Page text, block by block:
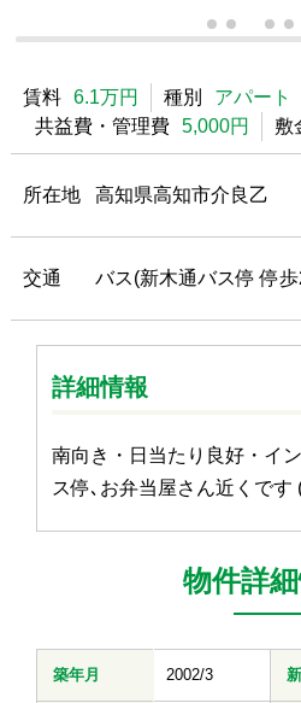
賃料 6.1万円 種別 アパート
共益費・管理費 5,000円 敷
所在地 高知県高知市介良乙
交通 バス(新木通バス停 停
詳細情報
南向き・日当たり良好・イ
ス停､お弁当屋さん近くです
物件詳
築年月 2002/3